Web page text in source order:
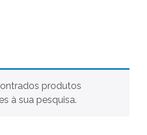
produtos
à sua pesquisa.